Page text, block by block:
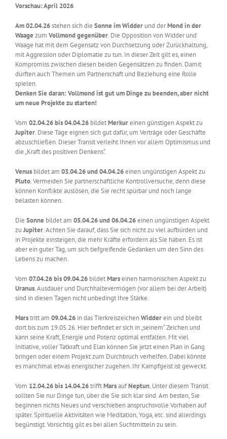
Vorschau: April 2026
Am 02.04.26stehen sich die Sonne im Widder und derMond in der
Waage zum Vollmondgegenüber. Die Opposition von Widder und
Waage hat mit dem Gegensatz von Durchsetzung oder Zurückhaltung,
mit Aggression oder Diplomatie zu tun. In dieser Zeit gilt es, einen
Kompromiss zwischen diesen beiden Gegensätzen zu finden. Damit
dürften auch Themen um Partnerschaft und Beziehung eine Rolle
spielen.
Denken Sie daran: Vollmond ist gut um Dinge zu beenden, aber nicht
um neue Projekte zu starten!
Vom 02.04.26 bis 04.04.26 bildetMerkureinen günstigen Aspekt zu
Jupiter. Diese Tage eignen sich gut dafür, um Verträge oder Geschäfte
abzuschließen. Dieser Transit verleiht Ihnen vor allem Optimismus und
die „Kraft des positiven Denkens“.
Venus bildet am 03.04.26 und 04.04.26einen ungünstigen Aspekt zu
Pluto. Vermeiden Sie partnerschaftliche Kontrollversuche, denn diese
können Konflikte auslösen, die Sie recht spürbar und noch lange
belasten können.
Die Sonne bildet am 05.04.26 und 06.04.26einen ungünstigen Aspekt
zu Jupiter. Achten Sie darauf, dass Sie sich nicht zu viel aufbürden und
in Projekte einsteigen, die mehr Kräfte erfordern als Sie haben. Es ist
aber ein guter Tag, um sich tiefgreifende Gedanken um den Sinn des
Lebens zu machen.
Vom 07.04.26 bis 09.04.26 bildetMarseinen harmonischen Aspekt zu
Uranus. Ausdauer und Durchhaltevermögen (vor allem bei der Arbeit)
sind in diesen Tagen nicht unbedingt Ihre Stärke.
Marstritt am 09.04.26 in das TierkreiszeichenWidderein und bleibt
dort bis zum 19.05.26. Hier befindet er sich in „seinem“ Zeichen und
kann seine Kraft, Energie und Potenz optimal entfalten. Mit viel
Initiative, voller Tatkraft und Elan können Sie jetzt einen Plan in Gang
bringen oder einem Projekt zum Durchbruch verhelfen. Dabei könnte
es manchmal etwas energischer zugehen. Ihr Kampfgeist ist geweckt.
Vom 12.04.26 bis 14.04.26trifftMarsaufNeptun. Unter diesem Transit
sollten Sie nur Dinge tun, über die Sie sich klar sind. Am besten, Sie
beginnen nichts Neues und verschieben anspruchsvolle Vorhaben auf
später. Spirituelle Aktivitäten wie Meditation, Yoga, etc. sind allerdings
begünstigt. Vorsichtig gilt es bei allen Suchtmitteln zu sein.